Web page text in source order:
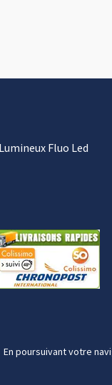
Fluo Led
En poursuivant votre